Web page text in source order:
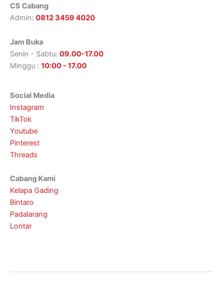
CS Cabang
Admin: 0812 3459 4020
Jam Buka
Senin - Sabtu: 09.00-17.00
Minggu : 10:00 - 17.00
Social Media
Instagram
TikTok
Youtube
Pinterest
Threads
Cabang Kami
Kelapa Gading
Bintaro
Padalarang
Lontar